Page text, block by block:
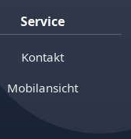
Service
Kontakt
Mobilansicht